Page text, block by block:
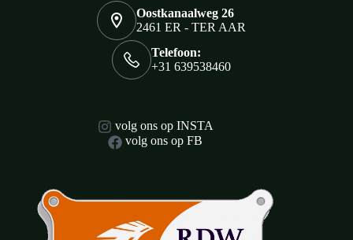
Oostkanaalweg 26
2461 ER - TER AAR
Telefoon:
+31 639538460
volg ons op INSTA
volg ons op FB